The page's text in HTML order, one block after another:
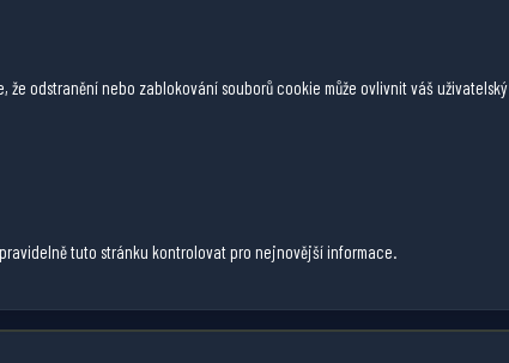
odstranění nebo zablokování souborů cookie může ovlivnit váš uživatelský
tuto stránku kontrolovat pro nejnovější informace.